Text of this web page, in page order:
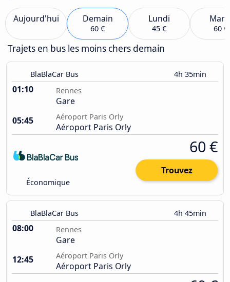
Aujourd'hui Demain
60 €
Lundi
45 € 60 €
Trajets en bus les moins chers demain
BlaBlaCar Bus 4h 35min
01:10 Rennes
Gare
05:45
Aéroport Paris Orly
Aéroport Paris Orly
Économique
60 €
Trouvez
BlaBlaCar Bus 4h 45min
08:00 Rennes
Gare
12:45
Aéroport Paris Orly
Aéroport Paris Orly